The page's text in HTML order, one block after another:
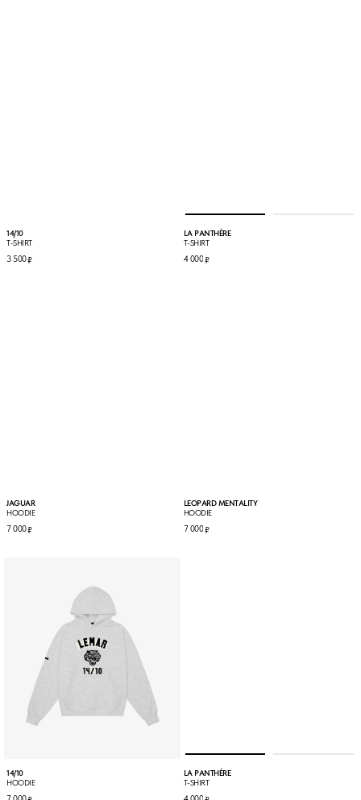
14/10
T-SHIRT
3 500₽
LA PANTHÈRE
T-SHIRT
4 000₽
JAGUAR
HOODIE
7 000₽
LEOPARD MENTALITY
HOODIE
7 000₽
14/10
HOODIE
LA PANTHÈRE
T-SHIRT
РАЗМЕРНАЯ СЕТКА
КОНТАКТЫ